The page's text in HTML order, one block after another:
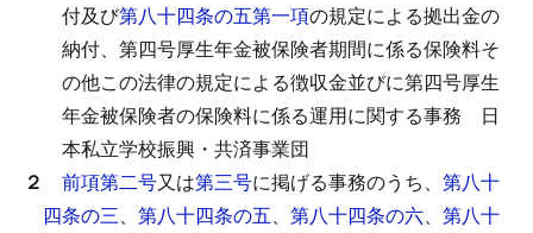
付及び第八十四条の五第一項の規定による拠出金の
納付、第四号厚生年金被保険者期間に係る保険料そ
の他この法律の規定による徴収金並びに第四号厚生
年金被保険者の保険料に係る運用に関する事務
日
本私立学校振興・共済事業団
２
前項第二号又は第三号に掲げる事務のうち、 第八十
四条の三、 第八十四条の五、 第八十四条の六、 第八十